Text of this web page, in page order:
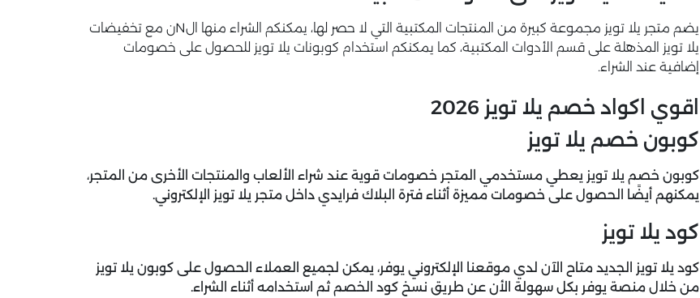
يضم متجر يلا تويز مجموعة كبيرة من المنتجات المكتبية التي لا حصر لها، يمكنكم الشراء منها الNن مع تخفيضات
يلا تويز المذهلة على قسم الأدوات المكتبية، كما يمكنكم استخدام كوبونات يلا تويز للحصول على خصومات
إضافية عند الشراء.
اقوي اكواد خصم يلا تويز 2026
كوبون خصم يلا تويز
كوبون خصم يلا تويز يعطي مستخدمي المتجر خصومات قوية عند شراء الألعاب والمنتجات الأخرى من المتجر،
يمكنهم أيضًا الحصول على خصومات مميزة أثناء فترة البلاك فرايدي داخل متجر يلا تويز الإلكتروني.
كود يلا تويز
كود يلا تويز الجديد متاح الآن لدي موقعنا الإلكتروني يوفر، يمكن لجميع العملاء الحصول على كوبون يلا تويز
من خلال منصة يوفر بكل سهولة الأن عن طريق نسخ كود الخصم ثم استخدامه أثناء الشراء.